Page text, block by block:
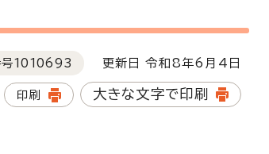
1010693 更新日 令和8年6月4日
印刷 大きな文字で印刷